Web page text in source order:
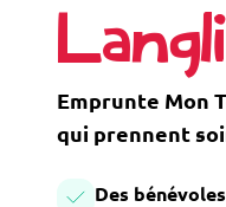
Emprunte Mon
qui prennent
Des